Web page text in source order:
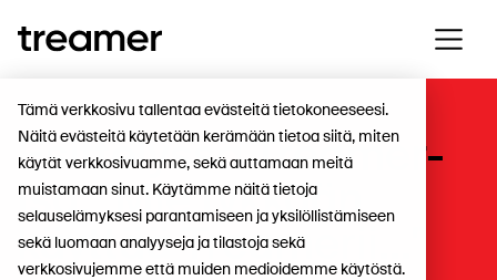
Tämä verkkosivu tallentaa evästeitä tietokoneeseesi.
Näitä evästeitä käytetään kerämään tietoa siitä, miten
käytät verkkosivuamme, sekä auttamaan meitä
muistamaan sinut. Käytämme näitä tietoja
selauselämyksesi parantamiseen ja yksilöllistämiseen
sekä luomaan analyyseja ja tilastoja sekä
verkkosivujemme että muiden medioidemme käytöstä.
Esittelyssä Treamer-
Isa: "Mie tykkään
käyttää Treamerii..."